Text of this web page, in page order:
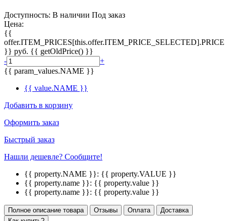
Доступность: В наличии Под заказ
Цена:
{{
offer.ITEM_PRICES[this.offer.ITEM_PRICE_SELECTED].PRICE
}} руб. {{ getOldPrice() }}
-
+
{{ param_values.NAME }}
{{ value.NAME }}
Добавить в корзину
Оформить заказ
Быстрый заказ
Нашли дешевле? Сообщите!
{{ property.NAME }}: {{ property.VALUE }}
{{ property.name }}: {{ property.value }}
{{ property.name }}: {{ property.value }}
Полное описание товара Отзывы Оплата
Доставка